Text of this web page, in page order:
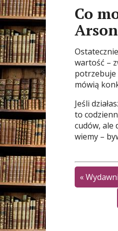
Co
Arson
wartość –
potrzebuje
mówią
Jeśli
to
cudów, ale
wiemy –
«